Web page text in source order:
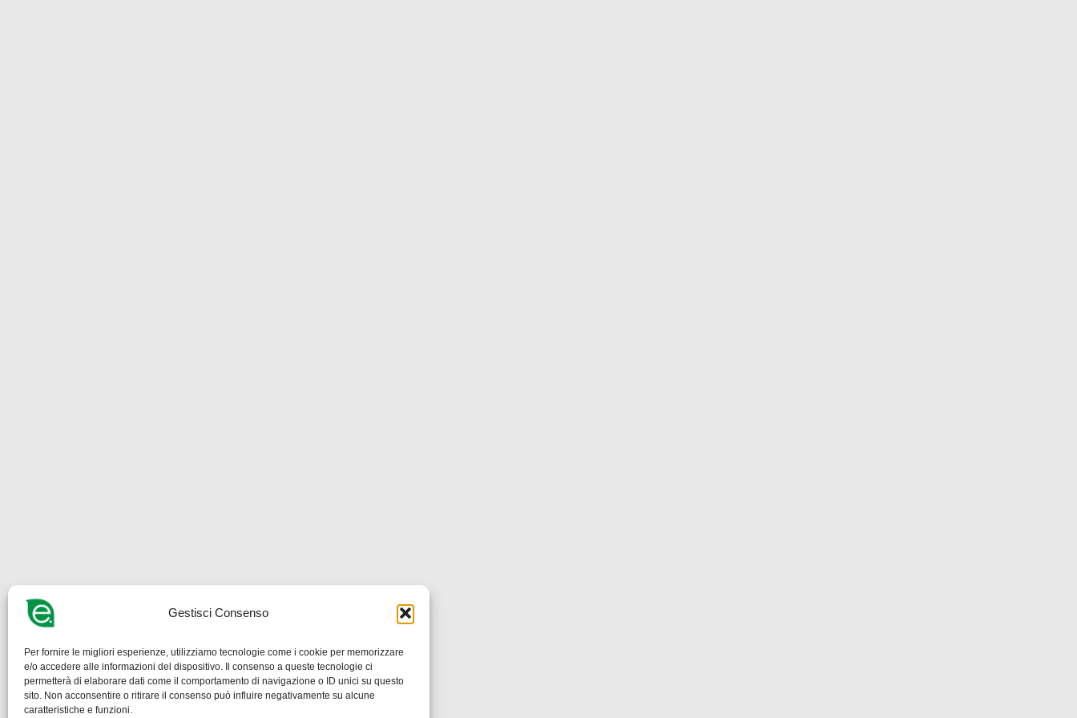
Gestisci Consenso
Per fornire le migliori esperienze, utilizziamo tecnologie come i cookie per memorizzare
e/o accedere alle informazioni del dispositivo. Il consenso a queste tecnologie ci
permetterà di elaborare dati come il comportamento di navigazione o ID unici su questo
sito. Non acconsentire o ritirare il consenso può influire negativamente su alcune
caratteristiche e funzioni.